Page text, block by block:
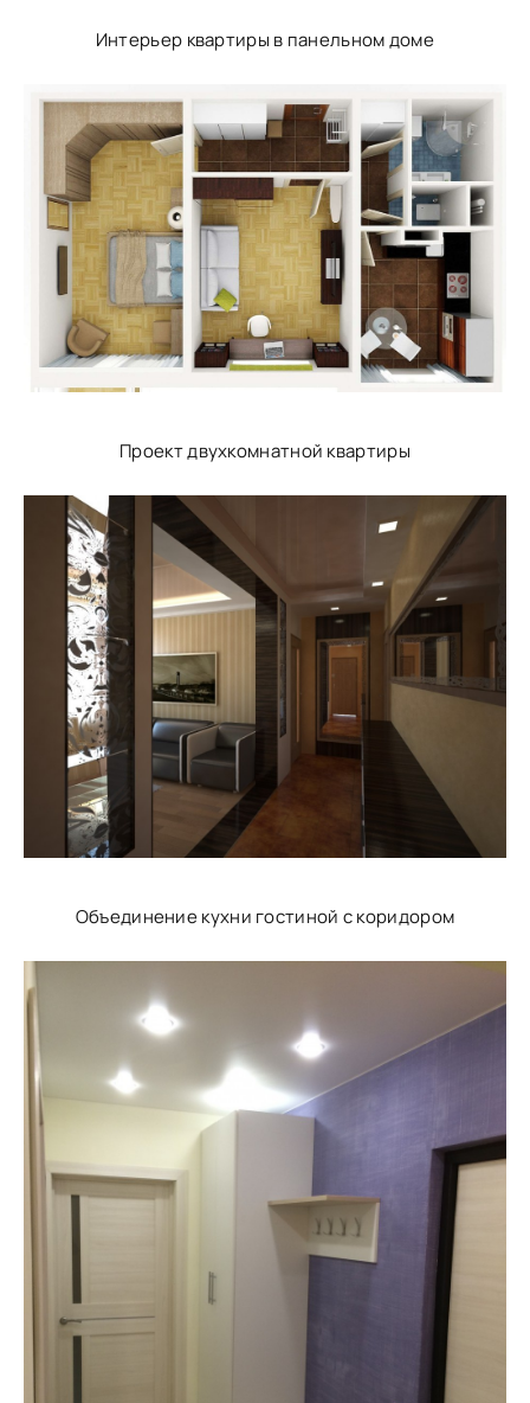
Интерьер квартиры в панельном доме
Проект двухкомнатной квартиры
Объединение кухни гостиной с коридором